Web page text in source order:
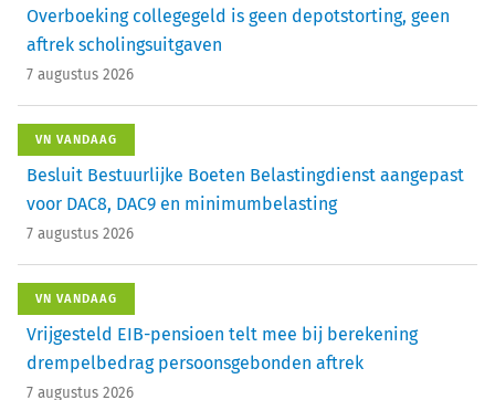
Overboeking collegegeld is geen depotstorting, geen
aftrek scholingsuitgaven
7 augustus 2026
VN VANDAAG
Besluit Bestuurlijke Boeten Belastingdienst aangepast
voor DAC8, DAC9 en minimumbelasting
7 augustus 2026
VN VANDAAG
Vrijgesteld EIB-pensioen telt mee bij berekening
drempelbedrag persoonsgebonden aftrek
7 augustus 2026